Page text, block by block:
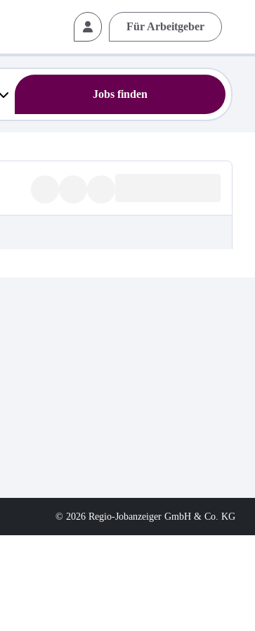
Für Arbeitgeber
Jobs finden
© 2026 Regio-Jobanzeiger GmbH & Co. KG